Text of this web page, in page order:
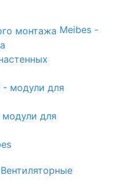
Meibes -
- модули для
для
Вентиляторные